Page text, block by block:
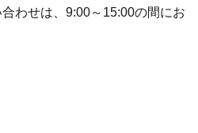
わせは、9:00～15:00の間にお